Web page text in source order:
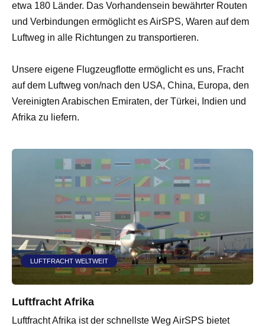
etwa 180 Länder. Das Vorhandensein bewährter Routen
und Verbindungen ermöglicht es AirSPS, Waren auf dem
Luftweg in alle Richtungen zu transportieren.
Unsere eigene Flugzeugflotte ermöglicht es uns, Fracht
auf dem Luftweg von/nach den USA, China, Europa, den
Vereinigten Arabischen Emiraten, der Türkei, Indien und
Afrika zu liefern.
LUFTFRACHT WELTWEIT
Luftfracht Afrika
Luftfracht Afrika ist der schnellste Weg AirSPS bietet